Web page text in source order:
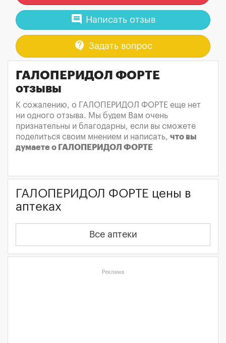
comment Написать отзыв
contact_support Задать вопрос
ГАЛОПЕРИДОЛ ФОРТЕ
отзывы
К сожалению, о ГАЛОПЕРИДОЛ ФОРТЕ еще нет
ни одного отзыва. Мы будем Вам очень
признательны и благодарны, если вы сможете
поделиться своим мнением и написать, что вы
думаете о ГАЛОПЕРИДОЛ ФОРТЕ
ГАЛОПЕРИДОЛ ФОРТЕ цены в
аптеках
Все аптеки
Реклама